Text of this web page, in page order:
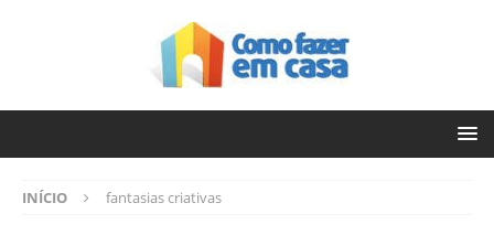
INÍCIO fantasias criativas